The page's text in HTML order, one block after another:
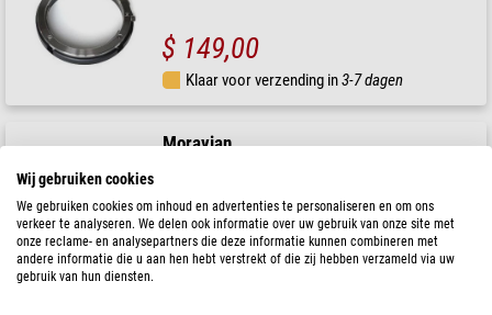
$ 149,00
Klaar voor verzending in3-7 dagen
Moravian
$ 149,00
Klaar voor verzending in3-7 dagen
Wij gebruiken cookies
We gebruiken cookies om inhoud en advertenties te personaliseren en om ons
verkeer te analyseren. We delen ook informatie over uw gebruik van onze site met
onze reclame- en analysepartners die deze informatie kunnen combineren met
andere informatie die u aan hen hebt verstrekt of die zij hebben verzameld via uw
gebruik van hun diensten.